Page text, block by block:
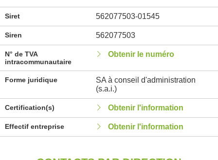
Siret 562077503-01545
Siren 562077503
N° de TVA
intracommunautaire
Obtenir le numéro
Forme juridique
SA à conseil d'administration
(s.a.i.)
Certification(s) Obtenir l'information
Effectif entreprise Obtenir l'information